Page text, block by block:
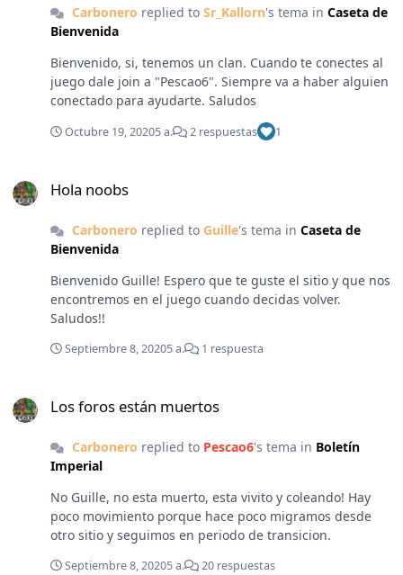
Carbonero replied to Sr_Kallorn's tema in Caseta de
Bienvenida
Bienvenido, si, tenemos un clan. Cuando te conectes al
juego dale join a "Pescao6". Siempre va a haber alguien
conectado para ayudarte. Saludos
Octubre 19, 20205 a. 2 respuestas 1
Hola noobs
Carbonero replied to Guille's tema in Caseta de
Bienvenida
Bienvenido Guille! Espero que te guste el sitio y que nos
encontremos en el juego cuando decidas volver.
Saludos!!
Septiembre 8, 20205 a. 1 respuesta
Los foros están muertos
Carbonero replied to Pescao6's tema in Boletín
Imperial
No Guille, no esta muerto, esta vivito y coleando! Hay
poco movimiento porque hace poco migramos desde
otro sitio y seguimos en periodo de transicion.
Septiembre 8, 20205 a. 20 respuestas